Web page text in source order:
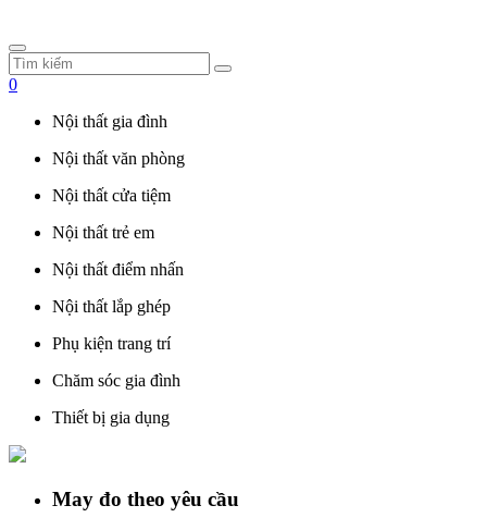
0
Nội thất gia đình
Nội thất văn phòng
Nội thất cửa tiệm
Nội thất trẻ em
Nội thất điểm nhấn
Nội thất lắp ghép
Phụ kiện trang trí
Chăm sóc gia đình
Thiết bị gia dụng
May đo theo yêu cầu